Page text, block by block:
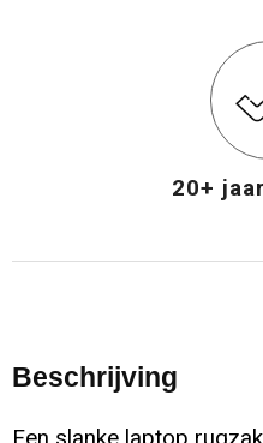
20+
Beschrijving